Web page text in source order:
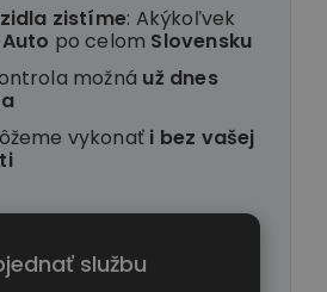
zistíme: Akýkoľvek
po celom Slovensku
možná už dnes
vykonať i bez vašej
službu